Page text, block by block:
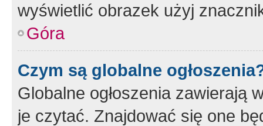
wyświetlić obrazek użyj
Góra
Czym są globalne
Globalne ogłoszenia zawierają
je czytać. Znajdować się one